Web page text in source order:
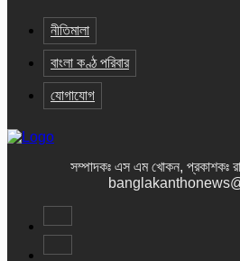
নীতিমালা
বাংলা কণ্ঠ পরিবার
যোগাযোগ
সম্পাদকঃ এস এম খোকন, প্রকাশকঃ